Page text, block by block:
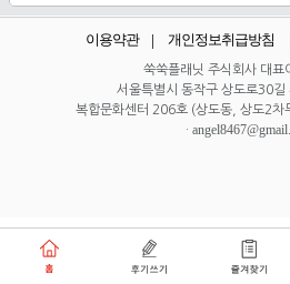
이용약관 개인정보취급방침
쑥쑥플래닛 주식회사 대표
서울특별시 동작구 상도로30길
복합문화센터 206호 (상도동, 상도2차
·